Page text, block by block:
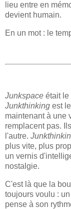
lieu entre en
devient humain.
En un mot : le
Junkspace était le
Junkthinking est
maintenant à une
remplacent pas.
l'autre.
plus vite, plus
un vernis
nostalgie.
C'est là que la
toujours voulu :
pense à son